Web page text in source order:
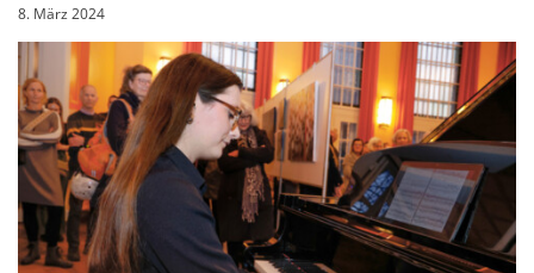
8. März 2024